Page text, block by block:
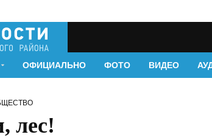
ОФИЦИАЛЬНО ФОТО ВИДЕО
лес!